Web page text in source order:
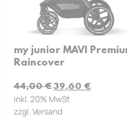
my junior MAVI
Raincover
44,00€ 39,60 €
inkl. 20% MwSt
zzgl. Versand